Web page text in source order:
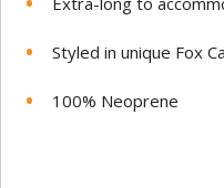
Styled in unique Fox
100% Neoprene